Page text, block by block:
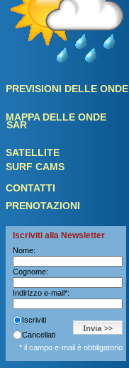
Iscriviti alla Newsletter
Nome:
Cognome:
Indirizzo e-mail*:
Iscriviti
Cancellati
* il campo e-mail è obbligatorio
PREVISIONI DELLE ONDE
SURF CAMS
MAPPA DELLE ONDE
CONTATTI
PRENOTAZIONI
SATELLITE
SAR